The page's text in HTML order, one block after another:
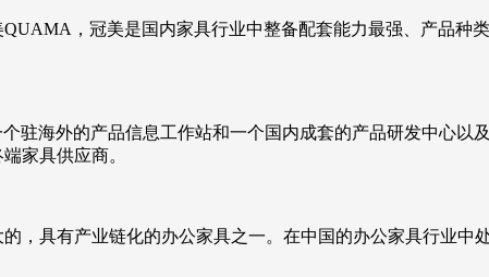
，冠美是国内家具行业中整备配套能力最强、产品种
驻海外的产品信息工作站和一个国内成套的产品研发中心
家具供应商。
，具有产业链化的办公家具之一。在中国的办公家具行业中